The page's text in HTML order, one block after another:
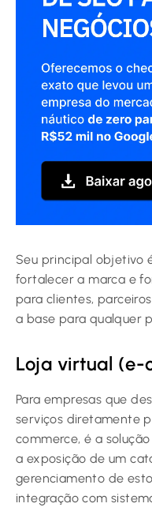
Seu principal objetivo
fortalecer a marca e
para clientes,
a base para qualquer
Loja virtual (e-
Para empresas que
serviços diretamente
commerce, é a
a exposição de um
gerenciamento de
integração com